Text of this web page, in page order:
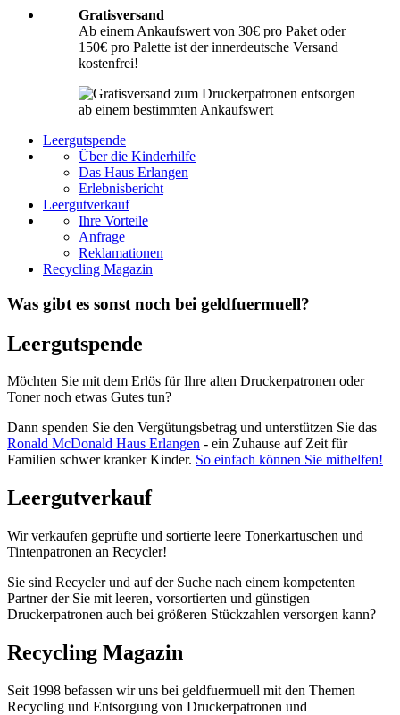
Gratisversand
Ab einem Ankaufswert von 30€ pro Paket oder
150€ pro Palette ist der innerdeutsche Versand
kostenfrei!
Leergutspende
Über die Kinderhilfe
Das Haus Erlangen
Erlebnisbericht
Leergutverkauf
Ihre Vorteile
Anfrage
Reklamationen
Recycling Magazin
Was gibt es sonst noch bei geldfuermuell?
Leergutspende
Möchten Sie mit dem Erlös für Ihre alten Druckerpatronen oder
Toner noch etwas Gutes tun?
Dann spenden Sie den Vergütungsbetrag und unterstützen Sie das
Ronald McDonald Haus Erlangen - ein Zuhause auf Zeit für
Familien schwer kranker Kinder. So einfach können Sie mithelfen!
Leergutverkauf
Wir verkaufen geprüfte und sortierte leere Tonerkartuschen und
Tintenpatronen an Recycler!
Sie sind Recycler und auf der Suche nach einem kompetenten
Partner der Sie mit leeren, vorsortierten und günstigen
Druckerpatronen auch bei größeren Stückzahlen versorgen kann?
Recycling Magazin
Seit 1998 befassen wir uns bei geldfuermuell mit den Themen
Recycling und Entsorgung von Druckerpatronen und